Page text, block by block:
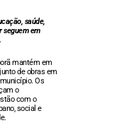
saúde,
seguem em
mantém em
de obras em
Os
o
com o
social e